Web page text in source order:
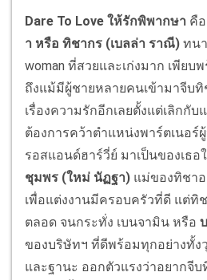
Dare To Love ให้รักพิพากษา คื
า หรือ ทิชากร (เบลล่า ราณี) ทน
woman ที่สวยและเก่งมาก เพียบ
ถึงแม้มีผู้ชายหลายคนเข้ามาจีบ
เรื่องความรักอีกเลยตั้งแต่เลิกกับ
ต้องการคว้าตำแหน่งพาร์ตเนอ
รอสแอนด์ฮาร์วี่ย์ มาเป็นของเธ
ชุมพร (ใหม่ นัฏฐา) แม่ของทิชา
เพื่อแต่งงานมีครอบครัวที่ดี แต่ทิ
ตลอด จนกระทั่ง เบนจามิน หรือ
ของบริษัทฯ ที่ดีพร้อมทุกอย่างทั้
และฐานะ ออกตัวแรงว่าอยากจี